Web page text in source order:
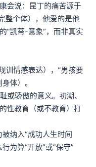
会说：昆丁的痛苦源于
整个体），他爱的是他
“凯蒂-意象”，而非真实
体）。
性教育（或不教育）打
为算“开放”或“保守”